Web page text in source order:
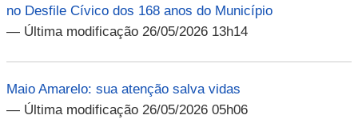
no Desfile Cívico dos 168 anos do Município
— Última modificação 26/05/2026 13h14
Maio Amarelo: sua atenção salva vidas
— Última modificação 26/05/2026 05h06